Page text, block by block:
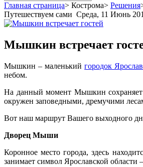
Главная страница> Кострома> Решения
Путешествуем сами Среда, 11 Июнь
Мышкин встречает
Мышкин – маленькийгородок
небом.
На данный момент Мышкин сохраняет
окружен заповедными, дремучими
Вот наш маршрут Вашего выходного
Дворец Мыши
Коронное место города, здесь
занимает символ Ярославской области